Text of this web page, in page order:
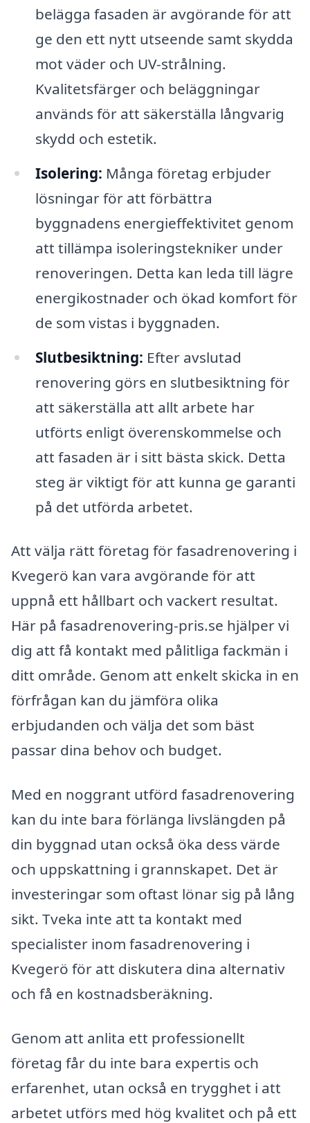
belägga fasaden är avgörande för att
ge den ett nytt utseende samt skydda
mot väder och UV-strålning.
Kvalitetsfärger och beläggningar
används för att säkerställa långvarig
skydd och estetik.
Isolering: Många företag erbjuder
lösningar för att förbättra
byggnadens energieffektivitet genom
att tillämpa isoleringstekniker under
renoveringen. Detta kan leda till lägre
energikostnader och ökad komfort för
de som vistas i byggnaden.
Slutbesiktning: Efter avslutad
renovering görs en slutbesiktning för
att säkerställa att allt arbete har
utförts enligt överenskommelse och
att fasaden är i sitt bästa skick. Detta
steg är viktigt för att kunna ge garanti
på det utförda arbetet.
Att välja rätt företag för fasadrenovering i
Kvegerö kan vara avgörande för att
uppnå ett hållbart och vackert resultat.
Här på fasadrenovering-pris.se hjälper vi
dig att få kontakt med pålitliga fackmän i
ditt område. Genom att enkelt skicka in en
förfrågan kan du jämföra olika
erbjudanden och välja det som bäst
passar dina behov och budget.
Med en noggrant utförd fasadrenovering
kan du inte bara förlänga livslängden på
din byggnad utan också öka dess värde
och uppskattning i grannskapet. Det är
investeringar som oftast lönar sig på lång
sikt. Tveka inte att ta kontakt med
specialister inom fasadrenovering i
Kvegerö för att diskutera dina alternativ
och få en kostnadsberäkning.
Genom att anlita ett professionellt
företag får du inte bara expertis och
erfarenhet, utan också en trygghet i att
arbetet utförs med hög kvalitet och på ett